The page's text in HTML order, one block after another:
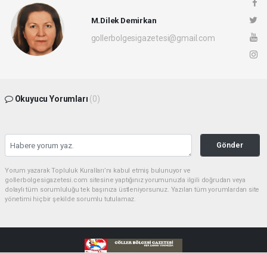
M.Dilek Demirkan
gollerbolgesigazetesi@gmail.com
Okuyucu Yorumları (0)
Gönder
Yorum yazarak Topluluk Kuralları’nı kabul etmiş bulunuyor ve
gollerbolgesigazetesi.com sitesine yaptığınız yorumunuzla ilgili doğrudan veya
dolaylı tüm sorumluluğu tek başınıza üstleniyorsunuz. Yazılan tüm yorumlardan site
yönetimi hiçbir şekilde sorumlu tutulamaz.